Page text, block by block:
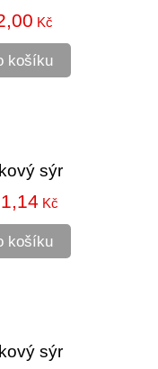
Kč
košíku
sýr
Kč
košíku
sýr